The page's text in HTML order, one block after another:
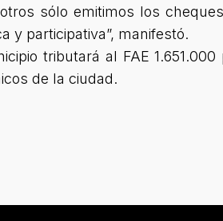
sólo emitimos los
y participativa”, manifestó.
tributará al FAE
de la ciudad.